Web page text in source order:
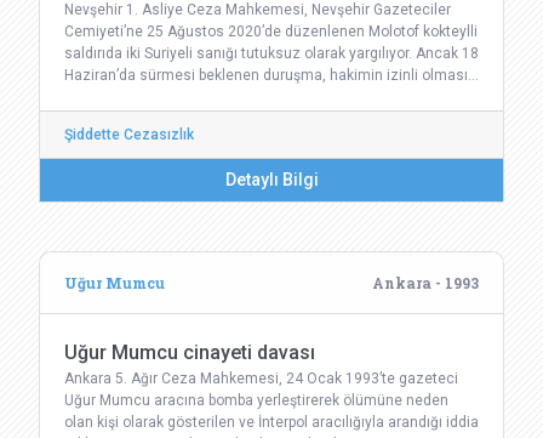
Nevşehir 1. Asliye Ceza Mahkemesi, Nevşehir Gazeteciler
Cemiyeti’ne 25 Ağustos 2020’de düzenlenen Molotof kokteylli
saldırıda iki Suriyeli sanığı tutuksuz olarak yargılıyor. Ancak 18
Haziran’da sürmesi beklenen duruşma, hakimin izinli olması…
Şiddette Cezasızlık
Detaylı Bilgi
Uğur Mumcu Ankara - 1993
Uğur Mumcu cinayeti davası
Ankara 5. Ağır Ceza Mahkemesi, 24 Ocak 1993’te gazeteci
Uğur Mumcu aracına bomba yerleştirerek ölümüne neden
olan kişi olarak gösterilen ve İnterpol aracılığıyla arandığı iddia